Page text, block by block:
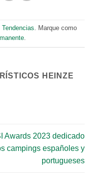
Tendencias. Marque como
.
HEINZE
Awards 2023 dedicado
campings españoles y
portugueses